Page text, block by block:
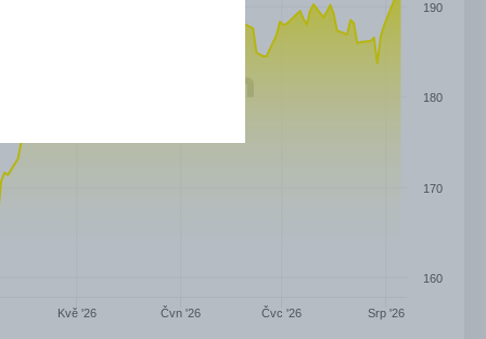
Kvě '26 Čvn '26 Čvc '26 Srp '26
160
170
180
190